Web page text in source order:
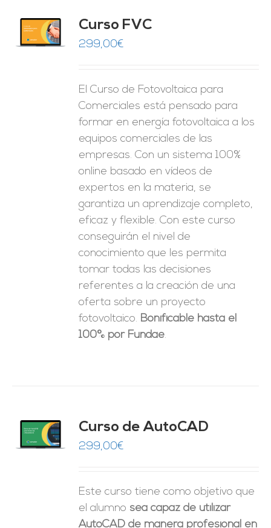
Curso FVC
299,00€
El Curso de Fotovoltaica para
Comerciales está pensado para
formar en energía fotovoltaica a los
equipos comerciales de las
empresas. Con un sistema 100%
online basado en vídeos de
expertos en la materia, se
garantiza un aprendizaje completo,
eficaz y flexible. Con este curso
conseguirán el nivel de
conocimiento que les permita
tomar todas las decisiones
referentes a la creación de una
oferta sobre un proyecto
fotovoltaico. Bonificable hasta el
100% por Fundae.
Curso de AutoCAD
299,00€
Este curso tiene como objetivo que
el alumno sea capaz de utilizar
AutoCAD de manera profesional en